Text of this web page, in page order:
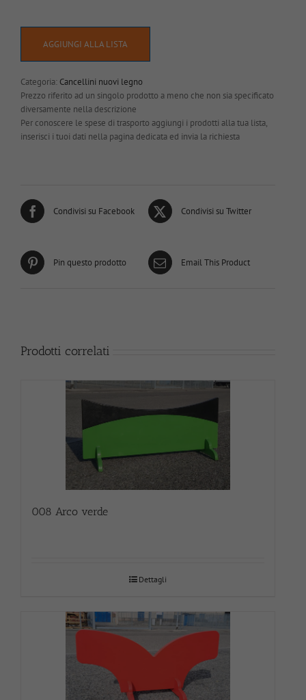
AGGIUNGI ALLA LISTA
Categoria: Cancellini nuovi legno
Prezzo riferito ad un singolo prodotto a meno che non sia specificato
diversamente nella descrizione
Per conoscere le spese di trasporto aggiungi i prodotti alla tua lista,
inserisci i tuoi dati nella pagina dedicata ed invia la richiesta
Condivisi su Facebook Condivisi su Twitter
Pin questo prodotto Email This Product
Prodotti correlati
008 Arco verde
Dettagli